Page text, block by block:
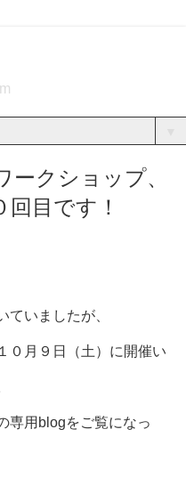
ークショップ、
回目です！
ていましたが、
０月９日（土）に開催い
専用blogをご覧になっ